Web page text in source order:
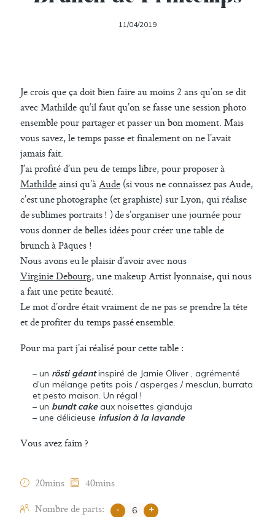
11/04/2019
Je crois que ça doit bien faire au moins 2 ans qu’on se dit
avec Mathilde qu’il faut qu’on se fasse une session photo
ensemble pour partager et passer un bon moment. Mais
vous savez, le temps passe et finalement on ne l’avait
jamais fait.
J’ai profité d’un peu de temps libre, pour proposer à
Mathildeainsi qu’àAude (si vous ne connaissez pas Aude,
c’est une photographe (et graphiste) sur Lyon, qui réalise
de sublimes portraits ! ) de s’organiser une journée pour
vous donner de belles idées pour créer une table de
brunch à Pâques !
Nous avons eu le plaisir d’avoir avec nous
Virginie Debourg, une makeup Artist lyonnaise, qui nous
a fait une petite beauté.
Le mot d’ordre était vraiment de ne pas se prendre la tête
et de profiter du temps passé ensemble.
Pour ma part j’ai réalisé pour cette table :
– un rösti géantinspiré de Jamie Oliver , agrémenté
d’un mélange petits pois / asperges / mesclun, burrata
et pesto maison. Un régal !
– un bundt cakeaux noisettes gianduja
– une délicieuse infusion à la lavande
Vous avez faim ?
20mins
40mins
Nombre de parts:
- +